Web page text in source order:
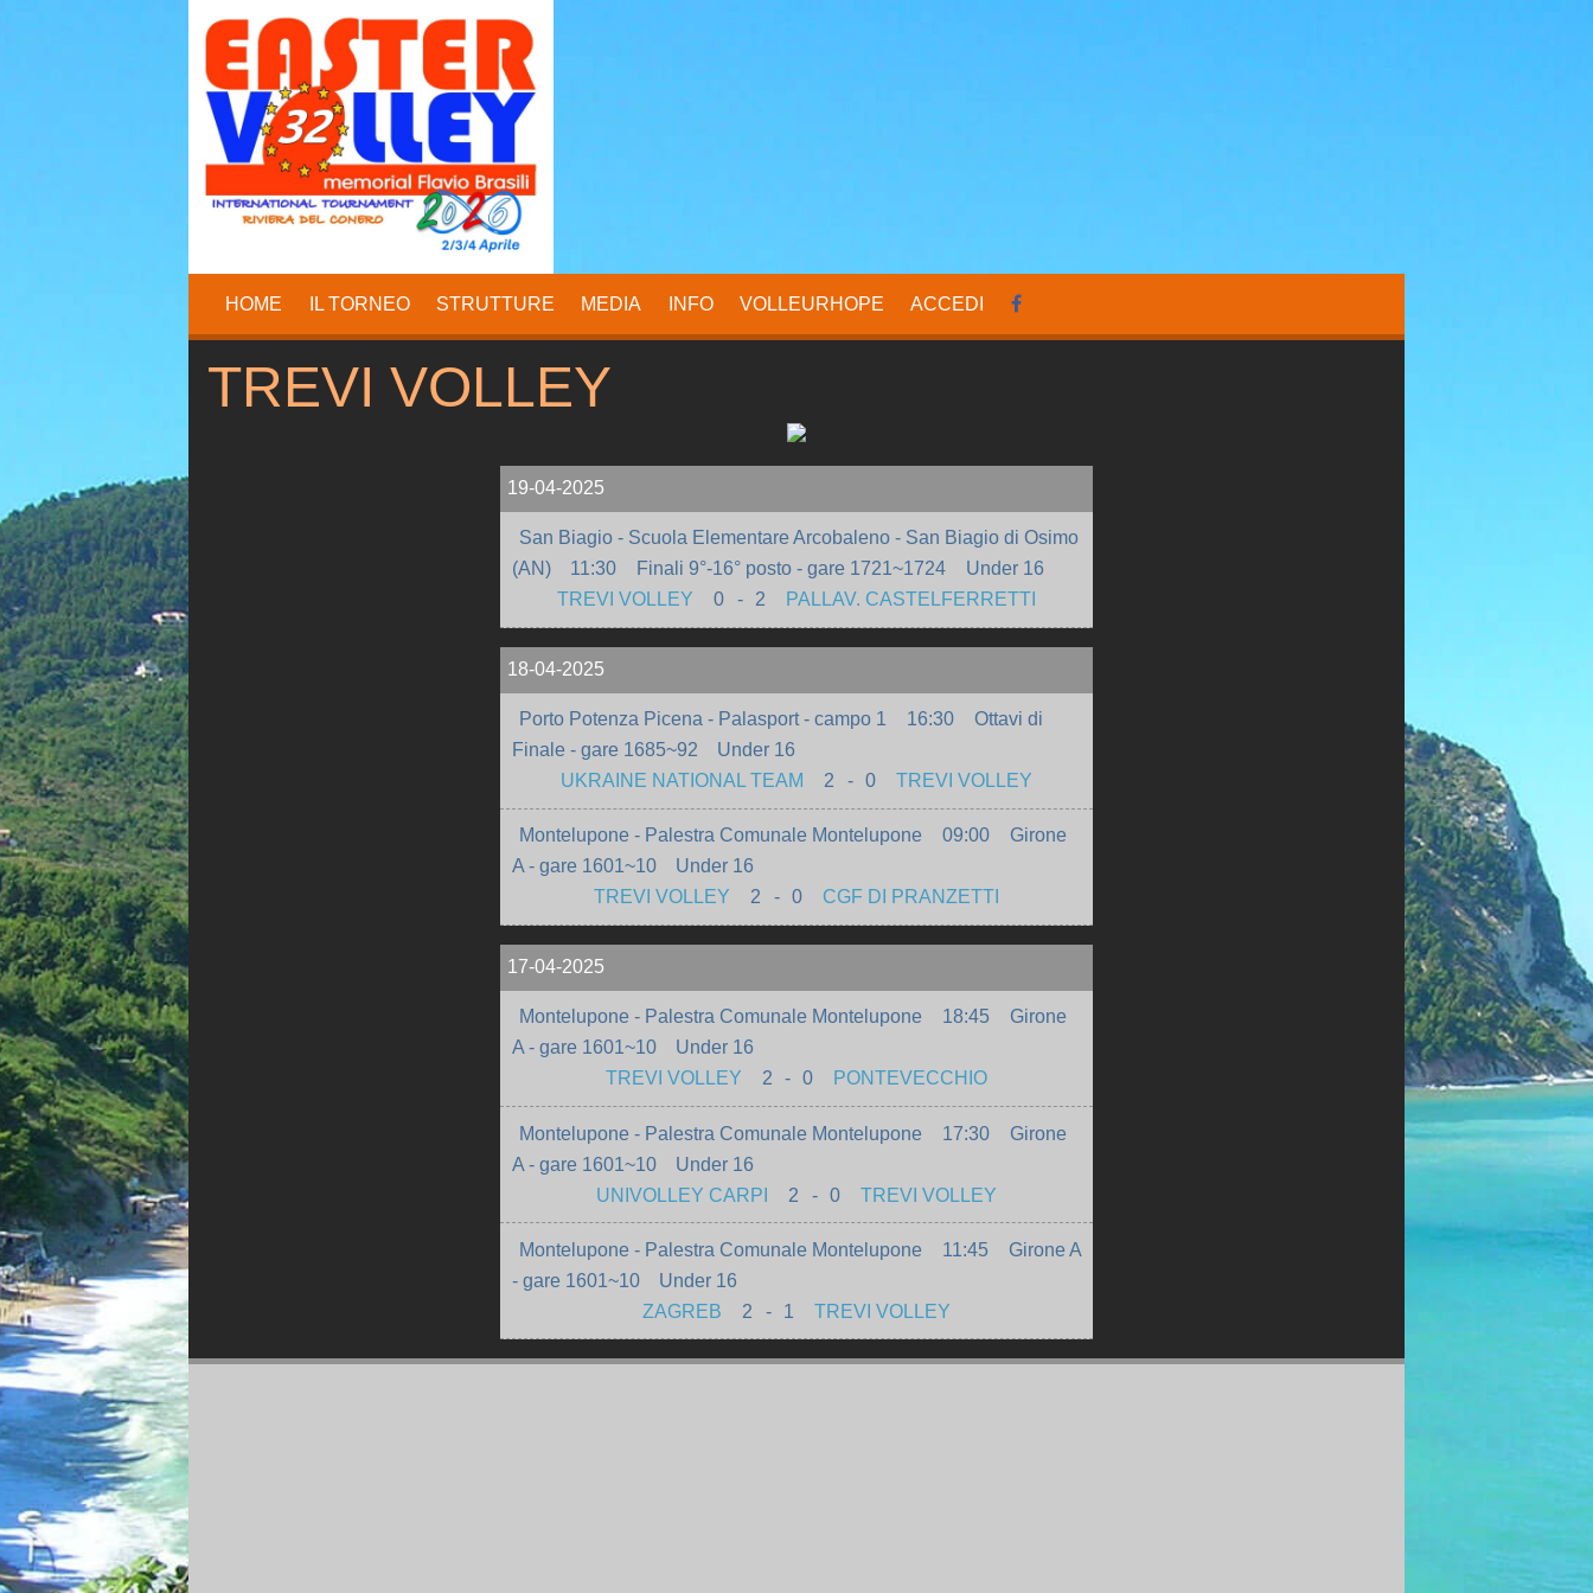
HOME IL TORNEO STRUTTURE MEDIA INFO VOLLEURHOPE ACCEDI
TREVI VOLLEY
19-04-2025
San Biagio - Scuola Elementare Arcobaleno - San Biagio di Osimo
(AN)
11:30 Finali 9°-16° posto - gare 1721~1724
Under 16
TREVI VOLLEY
0 - 2 PALLAV. CASTELFERRETTI
18-04-2025
Porto Potenza Picena - Palasport - campo 1 16:30
Ottavi di
Finale - gare 1685~92
Under 16
UKRAINE NATIONAL TEAM
2 - 0 TREVI VOLLEY
Montelupone - Palestra Comunale Montelupone 09:00
Girone
A - gare 1601~10
Under 16
TREVI VOLLEY
2 - 0 CGF DI PRANZETTI
17-04-2025
Montelupone - Palestra Comunale Montelupone 18:45
Girone
A - gare 1601~10
Under 16
TREVI VOLLEY
2 - 0 PONTEVECCHIO
Montelupone - Palestra Comunale Montelupone 17:30
Girone
A - gare 1601~10
Under 16
UNIVOLLEY CARPI
2 - 0 TREVI VOLLEY
Montelupone - Palestra Comunale Montelupone 11:45
Girone A
- gare 1601~10
Under 16
ZAGREB
2 - 1 TREVI VOLLEY